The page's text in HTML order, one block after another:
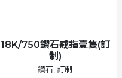
18K/750鑽石戒指壹隻(訂
制)
鑽石, 訂制